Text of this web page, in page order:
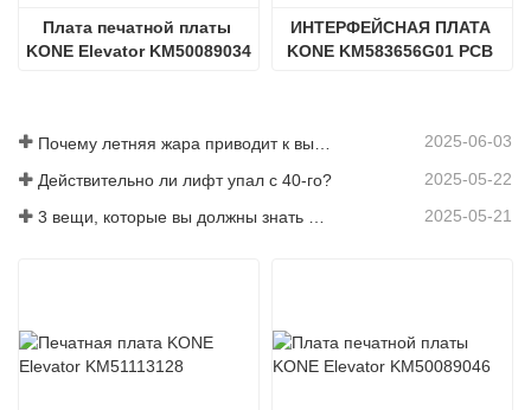
Плата печатной платы
KONE Elevator KM50089034
ИНТЕРФЕЙСНАЯ ПЛАТА
KONE KM583656G01 PCB
2025-06-03
Действительно ли лифт упал с 40-го? 2025-05-22
3 вещи, которые вы должны знать перед покупкой лифта 2025-05-21